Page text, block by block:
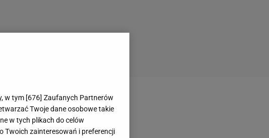
w tym [676] Zaufanych Partnerów
Twoje dane osobowe takie
w tych plikach do celów
Twoich zainteresowań i preferencji